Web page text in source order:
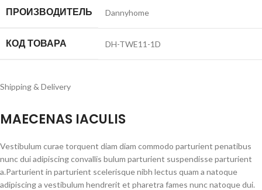
ПРОИЗВОДИТЕЛЬ Dannyhome
КОД ТОВАРА DH-TWE11-1D
Shipping & Delivery
MAECENAS IACULIS
Vestibulum curae torquent diam diam commodo parturient penatibus
nunc dui adipiscing convallis bulum parturient suspendisse parturient
a.Parturient in parturient scelerisque nibh lectus quam a natoque
adipiscing a vestibulum hendrerit et pharetra fames nunc natoque dui.